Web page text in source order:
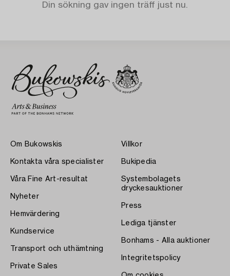
Din sökning gav ingen träff just nu.
Om Bukowskis
Kontakta våra specialister
Våra Fine Art-resultat
Nyheter
Hemvärdering
Kundservice
Transport och uthämtning
Private Sales
Villkor
Bukipedia
Systembolagets
dryckesauktioner
Press
Lediga tjänster
Bonhams - Alla auktioner
Integritetspolicy